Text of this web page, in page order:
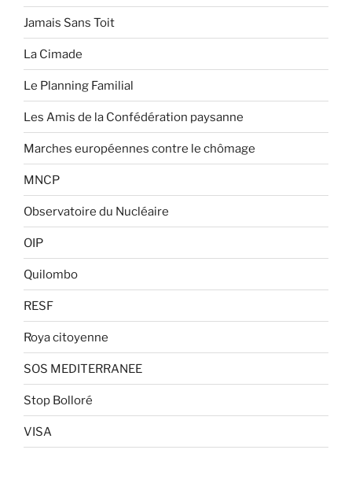
Jamais Sans Toit
La Cimade
Le Planning Familial
Les Amis de la Confédération paysanne
Marches européennes contre le chômage
MNCP
Observatoire du Nucléaire
OIP
Quilombo
RESF
Roya citoyenne
SOS MEDITERRANEE
Stop Bolloré
VISA